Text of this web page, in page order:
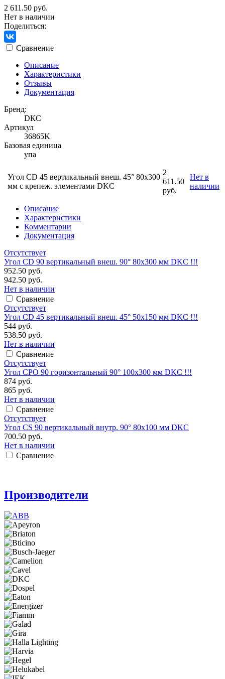
2 611.50 руб.
Нет в наличии
Поделиться:
Сравнение
Описание
Характеристики
Отзывы
Документация
Бренд:
DКС
Артикул
36865K
Базовая единица
упа
Угол CD 45 вертикальный внеш. 45° 80х300
мм с крепеж. элементами DKC
2
611.50
руб.
Нет в
наличии
Описание
Характеристики
Комментарии
Документация
Отсутствует
Угол CD 90 вертикальный внеш. 90° 80х300 мм DKC !!!
952.50 руб.
942.50 руб.
Нет в наличии
Сравнение
Отсутствует
Угол CD 45 вертикальный внеш. 45° 50х150 мм DKC !!!
544 руб.
538.50 руб.
Нет в наличии
Сравнение
Отсутствует
Угол CPO 90 горизонтальный 90° 100х300 мм DKC !!!
874 руб.
865 руб.
Нет в наличии
Сравнение
Отсутствует
Угол CS 90 вертикальный внутр. 90° 80х100 мм DKC
700.50 руб.
Нет в наличии
Сравнение
Производители